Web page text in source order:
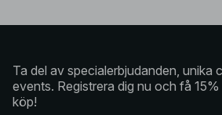
Ta del av specialerbjudanden, unika
events. Registrera dig nu och få
köp!